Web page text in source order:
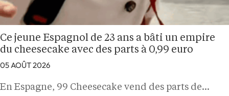
Ce jeune Espagnol de 23 ans a bâti un empire
du cheesecake avec des parts à 0,99 euro
05 AOÛT 2026
En Espagne, 99 Cheesecake vend des parts de…